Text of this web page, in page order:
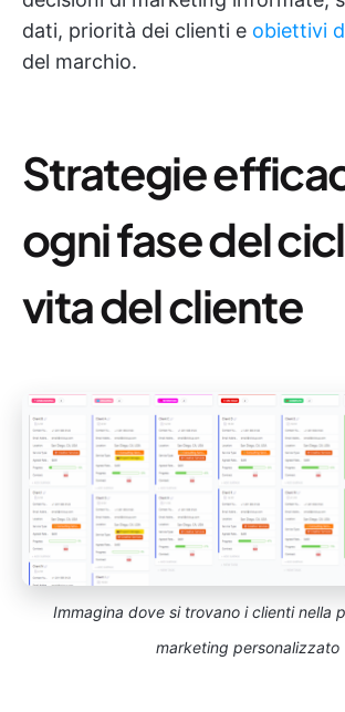
dati, priorità dei clienti e obiettivi
del marchio.
Strategie
ogni fase del
vita del cliente
Immagina dove si trovano i clienti nella
marketing personalizzato